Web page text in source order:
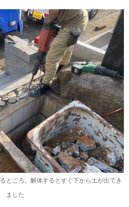
ところ。解体するとすぐ下から土が出てき
ました